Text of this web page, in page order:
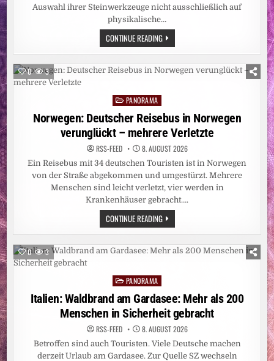
Auswahl ihrer Steinwerkzeuge nicht ausschließlich auf
physikalische…
CONTINUE READINGWILDE
KAPUZINERAFFEN
BEVORZUGEN
STEINWERKZEUGEN
SICHTBARE
0 3
Posted
in
PANORAMA
Norwegen: Deutscher Reisebus in Norwegen
verunglückt – mehrere Verletzte
RSS-FEED 8. AUGUST 2026
Ein Reisebus mit 34 deutschen Touristen ist in Norwegen
von der Straße abgekommen und umgestürzt. Mehrere
Menschen sind leicht verletzt, vier werden in
Krankenhäuser gebracht….
CONTINUE READINGNORWEGEN:
DEUTSCHER
REISEBUS
NORWEGEN
VERUNGLÜCKT
0 3
Posted
in
PANORAMA
Italien: Waldbrand am Gardasee: Mehr als 200
Menschen in Sicherheit gebracht
RSS-FEED 8. AUGUST 2026
Betroffen sind auch Touristen. Viele Deutsche machen
derzeit Urlaub am Gardasee. Zur Quelle SZ wechseln